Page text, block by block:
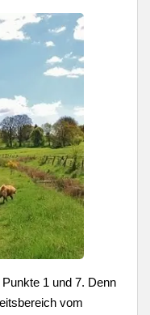
1 und 7. Denn
vom